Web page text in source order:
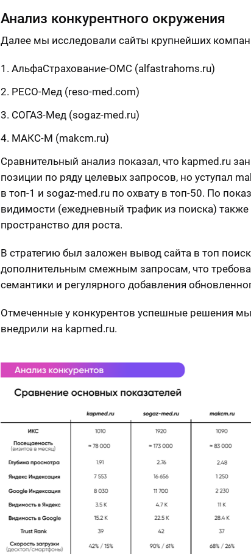
Анализ конкурентного окружения
Далее мы исследовали сайты крупнейших
АльфаСтрахование-ОМС (alfastrahoms.ru)
РЕСО-Мед (reso-med.com)
СОГАЗ-Мед (sogaz-med.ru)
МАКС-М (makcm.ru)
Сравнительный анализ показал, что kapmed.ru
позиции по ряду целевых запросов, но уступал
в топ-1 и sogaz-med.ru по охвату в топ-50. По
видимости (ежедневный трафик из поиска) также
пространство для роста.
В стратегию был заложен вывод сайта в топ
дополнительным смежным запросам, что
семантики и регулярного добавления
Отмеченные у конкурентов успешные решения
внедрили на kapmed.ru.